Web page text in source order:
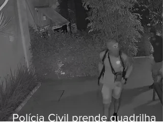
Polícia Civil prende quadrilha